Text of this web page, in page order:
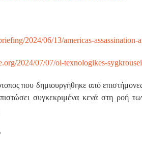
2024/06/13/americas-
2024/07/07/oi-texnologikes-
που δημιουργήθηκε από
συγκεκριμένα κενά στη ροή